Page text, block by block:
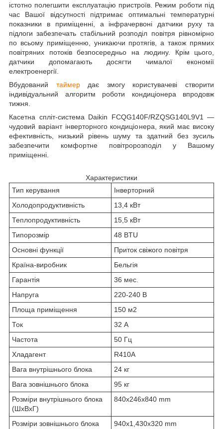
істотно полегшити експлуатацію пристроїв. Режим роботи під
час Вашої відсутності підтримає оптимальні температурні
показники в приміщенні, а інфрачервоні датчики руху та
підлоги забезпечать стабільний розподіл повітря рівномірно
по всьому приміщенню, уникаючи протягів, а також прямих
повітряних потоків безпосередньо на людину. Крім цього,
датчики допомагають досягти чималої економії
електроенергії.
Вбудований таймердає змогу користувачеві створити
індивідуальний алгоритм роботи кондиціонера впродовж
тижня.
Касетна спліт-система Daikin FCQG140F/RZQSG140L9V1 —
чудовий варіант інверторного кондиціонера, який має високу
ефективність, низький рівень шуму та здатний без зусиль
забезпечити комфортне повітророзподіл у Вашому
приміщенні.
Характеристики
Тип керування
Інверторний
Холодопродуктивність
13,4 кВт
Теплопродуктивність
15,5 кВт
Типорозмір
48 BTU
Основні функції
Приток свіжого повітря
Країна-виробник
Бельгія
Гарантія
36 мес.
Напруга
220-240 В
Площа приміщення
150 м2
Ток
32 А
Частота
50 Гц
Хладагент
R410A
Вага внутрішнього блока
24 кг
Вага зовнішнього блока
95 кг
Розміри внутрішнього блока
(ШхВхГ)
840x246x840 mm
Розміри зовнішнього блока
940x1,430x320 mm